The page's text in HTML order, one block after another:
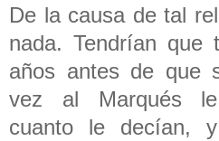
De la causa de tal
nada. Tendrían que
años antes de que
vez al Marqués
cuanto le decían,